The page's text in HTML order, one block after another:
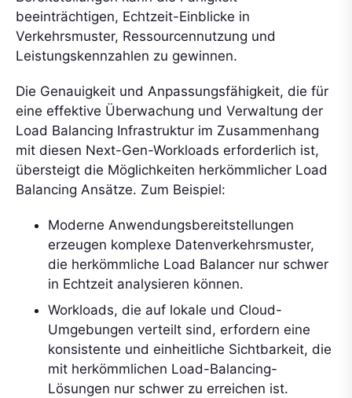
beeinträchtigen, Echtzeit-Einblicke in
Verkehrsmuster, Ressourcennutzung und
Leistungskennzahlen zu gewinnen.
Die Genauigkeit und Anpassungsfähigkeit, die für
eine effektive Überwachung und Verwaltung der
Load Balancing Infrastruktur im Zusammenhang
mit diesen Next-Gen-Workloads erforderlich ist,
übersteigt die Möglichkeiten herkömmlicher Load
Balancing Ansätze. Zum Beispiel:
Moderne Anwendungsbereitstellungen
erzeugen komplexe Datenverkehrsmuster,
die herkömmliche Load Balancer nur schwer
in Echtzeit analysieren können.
Workloads, die auf lokale und Cloud-
Umgebungen verteilt sind, erfordern eine
konsistente und einheitliche Sichtbarkeit, die
mit herkömmlichen Load-Balancing-
Lösungen nur schwer zu erreichen ist.